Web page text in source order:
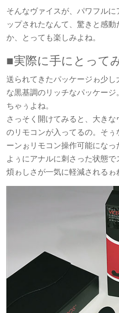
そんなヴァイスが、パワフル
ップされたなんて、驚きと感
か、とっても楽しみよね。
■実際に手にとって
送られてきたパッケージゎ少し
な黒基調のリッチなパッケー
ちゃぅよね。
さっそく開けてみると、大き
のリモコンが入ってるの。そぅ
ーンぉリモコン操作可能にな
よぅにアナルに刺さった状態
煩ゎしさが一気に軽減されるゎ